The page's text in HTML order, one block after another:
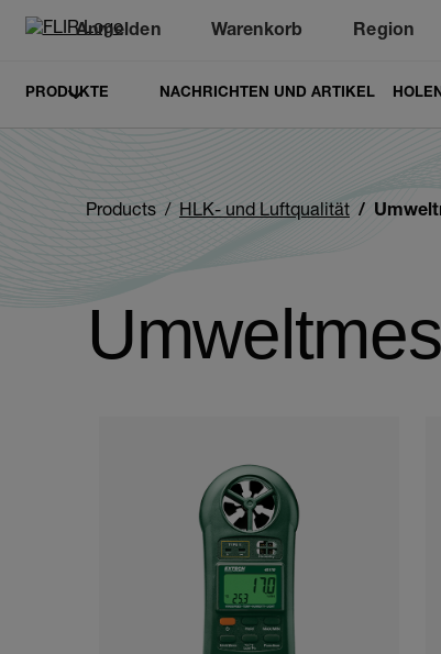
Anmelden
Unread messages
Warenkorb
Region
PRODUKTE NACHRICHTEN UND ARTIKEL
Products HLK- und Luftqualität